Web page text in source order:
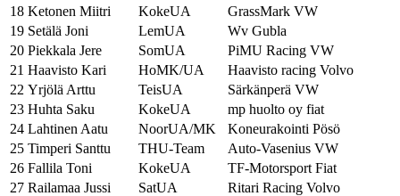
18 Ketonen Miitri KokeUA
GrassMark VW
19 Setälä Joni LemUA
Wv Gubla
20 Piekkala Jere SomUA
PiMU Racing VW
21 Haavisto Kari HoMK/UA
Haavisto racing Volvo
22 Yrjölä Arttu TeisUA
Särkänperä VW
23 Huhta Saku KokeUA
mp huolto oy fiat
24 Lahtinen Aatu NoorUA/MK
Koneurakointi Pösö
25 Timperi Santtu THU-Team
Auto-Vasenius VW
26 Fallila Toni KokeUA
TF-Motorsport Fiat
27 Railamaa Jussi SatUA
Ritari Racing Volvo